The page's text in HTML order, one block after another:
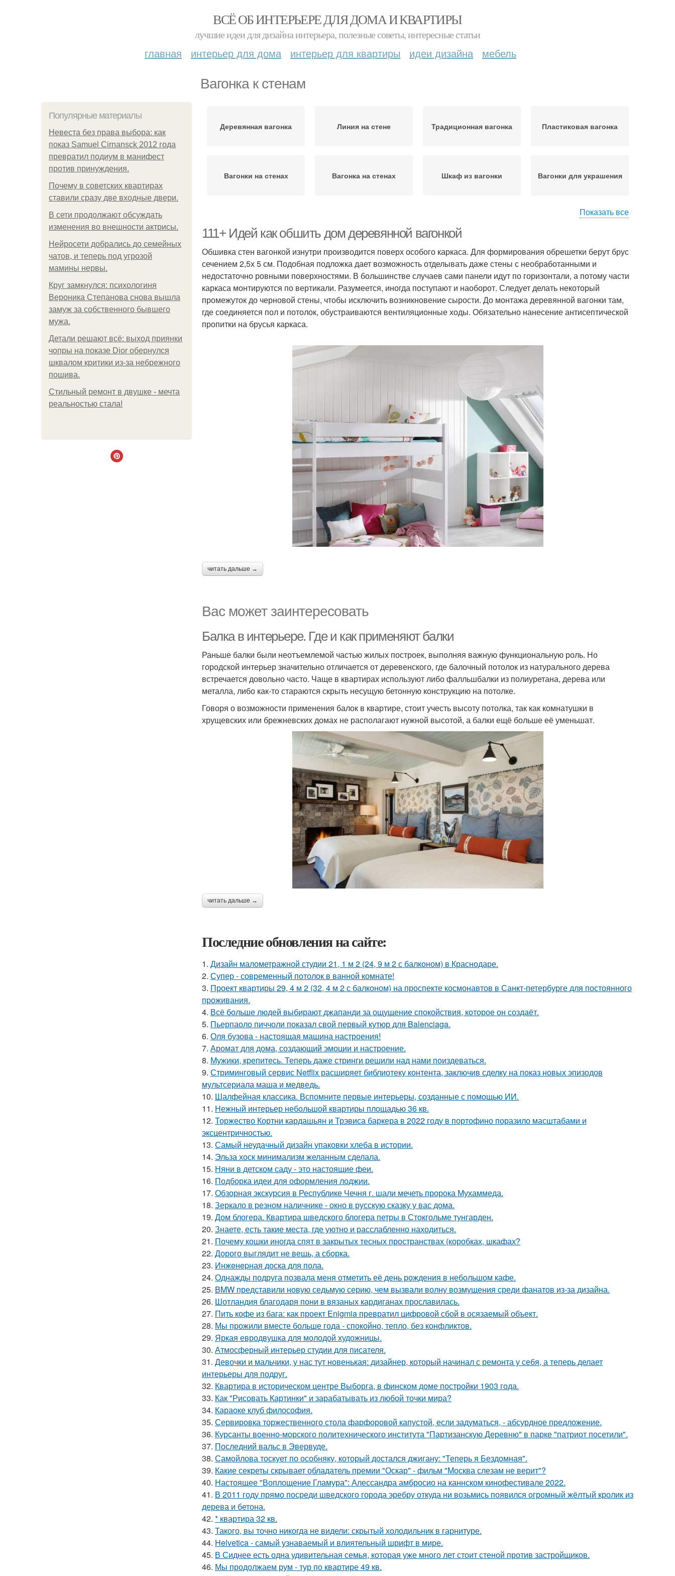
ВСЁ ОБ ИНТЕРЬЕРЕ ДЛЯ ДОМА И КВАРТИРЫ
лучшие идеи для дизайна интерьера, полезные советы, интересные статьи
главная интерьер для дома интерьер для квартиры идеи дизайна мебель
Вагонка к стенам
Популярные материалы
Невеста без права выбора: как
показ Samuel Cirnansck 2012 года
превратил подиум в манифест
против принуждения.
Почему в советских квартирах
ставили сразу две входные двери.
В сети продолжают обсуждать
изменения во внешности актрисы.
Нейросети добрались до семейных
чатов, и теперь под угрозой
мамины нервы.
Круг замкнулся: психологиня
Вероника Степанова снова вышла
замуж за собственного бывшего
мужа.
Детали решают всё: выход приянки
чопры на показе Dior обернулся
шквалом критики из-за небрежного
пошива.
Стильный ремонт в двушке - мечта
реальностью стала!
Деревянная вагонка Линия на стене Традиционная вагонка Пластиковая вагонка
Вагонки на стенах Вагонка на стенах Шкаф из вагонки Вагонки для украшения
Показать все
111+ Идей как обшить дом деревянной вагонкой
Обшивка стен вагонкой изнутри производится поверх особого каркаса. Для формирования обрешетки берут брус
сечением 2,5х 5 см. Подобная подложка дает возможность отделывать даже стены с необработанными и
недостаточно ровными поверхностями. В большинстве случаев сами панели идут по горизонтали, а потому части
каркаса монтируются по вертикали. Разумеется, иногда поступают и наоборот. Следует делать некоторый
промежуток до черновой стены, чтобы исключить возникновение сырости. До монтажа деревянной вагонки там,
где соединяется пол и потолок, обустраиваются вентиляционные ходы. Обязательно нанесение антисептической
пропитки на брусья каркаса.
читать дальше →
Вас может заинтересовать
Балка в интерьере. Где и как применяют балки
Раньше балки были неотъемлемой частью жилых построек, выполняя важную функциональную роль. Но
городской интерьер значительно отличается от деревенского, где балочный потолок из натурального дерева
встречается довольно часто. Чаще в квартирах используют либо фалльшбалки из полиуретана, дерева или
металла, либо как-то стараются скрыть несущую бетонную конструкцию на потолке.
Говоря о возможности применения балок в квартире, стоит учесть высоту потолка, так как комнатушки в
хрущевских или брежневских домах не располагают нужной высотой, а балки ещё больше её уменьшат.
читать дальше →
Последние обновления на сайте:
1. Дизайн малометражной студии 21, 1 м 2 (24, 9 м 2 с балконом) в Краснодаре.
2. Супер - современный потолок в ванной комнате!
3. Проект квартиры 29, 4 м 2 (32, 4 м 2 с балконом) на проспекте космонавтов в Санкт-петербурге для постоянного
проживания.
4. Всё больше людей выбирают джапанди за ощущение спокойствия, которое он создаёт.
5. Пьерпаоло пиччоли показал свой первый кутюр для Balenciaga.
6. Оля бузова - настоящая машина настроения!
7. Аромат для дома, создающий эмоции и настроение.
8. Мужики, крепитесь. Теперь даже стринги решили над нами поиздеваться.
9. Стриминговый сервис Netflix расширяет библиотеку контента, заключив сделку на показ новых эпизодов
мультсериала маша и медведь.
10. Шалфейная классика. Вспомните первые интерьеры, созданные с помощью ИИ.
11. Нежный интерьер небольшой квартиры площадью 36 кв.
12. Торжество Кортни кардашьян и Трэвиса баркера в 2022 году в портофино поразило масштабами и
эксцентричностью.
13. Самый неудачный дизайн упаковки хлеба в истории.
14. Эльза хоск минимализм желанным сделала.
15. Няни в детском саду - это настоящие феи.
16. Подборка идеи для оформления лоджии.
17. Обзорная экскурсия в Республике Чечня г. шали мечеть пророка Мухаммеда.
18. Зеркало в резном наличнике - окно в русскую сказку у вас дома.
19. Дом блогера. Квартира шведского блогера петры в Стокгольме тунгарден.
20. Знаете, есть такие места, где уютно и расслабленно находиться.
21. Почему кошки иногда спят в закрытых тесных пространствах (коробках, шкафах?
22. Дорого выглядит не вещь, а сборка.
23. Инжeнepная доска для пола.
24. Однажды подруга позвала меня отметить её день рождения в небольшом кафе.
25. BMW представили новую седьмую серию, чем вызвали волну возмущения среди фанатов из-за дизайна.
26. Шотландия благодаря пони в вязаных кардиганах прославилась.
27. Пить кофе из бага: как проект Enigmia превратил цифровой сбой в осязаемый объект.
28. Мы прожили вместе больше года - спокойно, тепло, без конфликтов.
29. Яркая евродвушка для молодой художницы.
30. Атмосферный интерьер студии для писателя.
31. Девочки и мальчики, у нас тут новенькая: дизайнер, который начинал с ремонта у себя, а теперь делает
интерьеры для подруг.
32. Квартира в историческом центре Выборга, в финском доме постройки 1903 года.
33. Как "Рисовать Картинки" и зарабатывать из любой точки мира?
34. Караоке клуб философия.
35. Сервировка торжественного стола фарфоровой капустой, если задуматься, - абсурдное предложение.
36. Курсанты военно-морского политехнического института "Партизанскую Деревню" в парке "патриот посетили".
37. Последний вальс в Эвервуде.
38. Самойлова тоскует по особняку, который достался джигану: "Теперь я Бездомная".
39. Какие секреты скрывает обладатель премии "Оскар" - фильм "Москва слезам не верит"?
40. Настоящее "Воплощение Гламура": Алессандра амбросио на каннском кинофестивале 2022.
41. В 2011 году прямо посреди шведского города эребру откуда ни возьмись появился огромный жёлтый кролик из
дерева и бетона.
42. * квартира 32 кв.
43. Такого, вы точно никогда не видели: скрытый холодильник в гарнитуре.
44. Helvetica - самый узнаваемый и влиятельный шрифт в мире.
45. В Сиднее есть одна удивительная семья, которая уже много лет стоит стеной против застройщиков.
46. Мы продолжаем рум - тур по квартире 49 кв.